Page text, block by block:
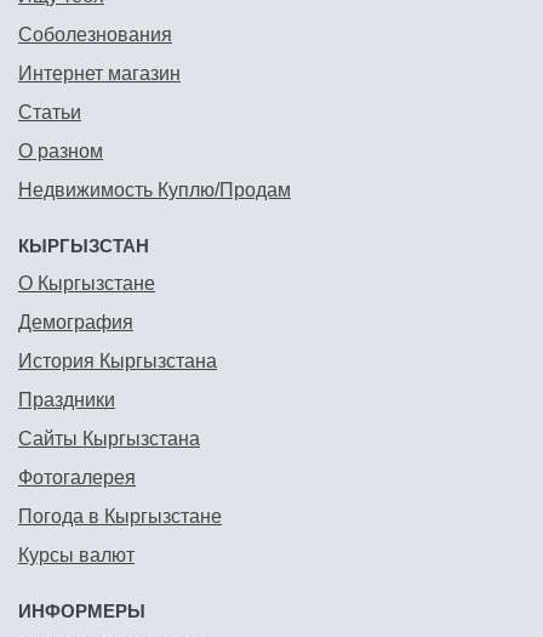
Соболезнования
Интернет магазин
Статьи
О разном
Недвижимость Куплю/Продам
КЫРГЫЗСТАН
О Кыргызстане
Демография
История Кыргызстана
Праздники
Сайты Кыргызстана
Фотогалерея
Погода в Кыргызстане
Курсы валют
ИНФОРМЕРЫ